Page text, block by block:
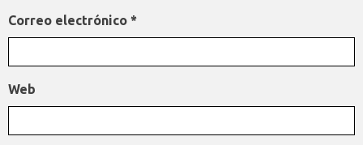
Correo electrónico *
Web